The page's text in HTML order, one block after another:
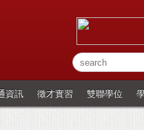
資訊 徵才實習 雙聯學位